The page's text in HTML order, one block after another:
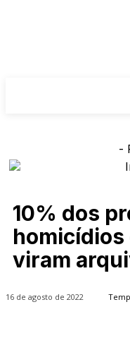
-
10% dos
homicídios
viram
16 de agosto de 2022